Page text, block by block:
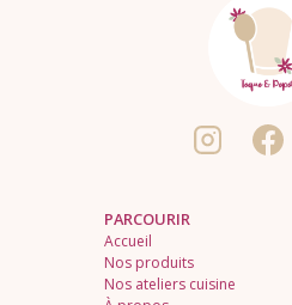
PARCOURIR
Accueil
Nos produits
Nos ateliers cuisine